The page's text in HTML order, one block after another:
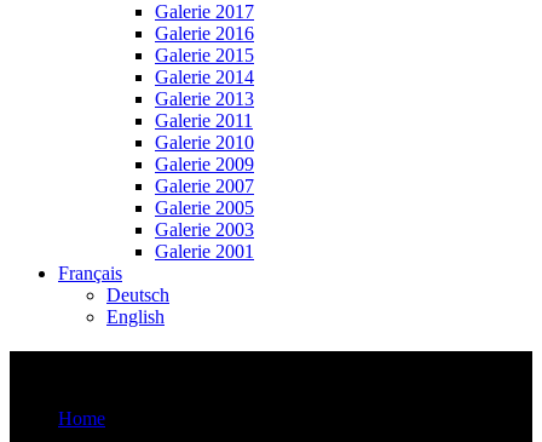
Galerie 2017
Galerie 2016
Galerie 2015
Galerie 2014
Galerie 2013
Galerie 2011
Galerie 2010
Galerie 2009
Galerie 2007
Galerie 2005
Galerie 2003
Galerie 2001
Français
Deutsch
English
Home